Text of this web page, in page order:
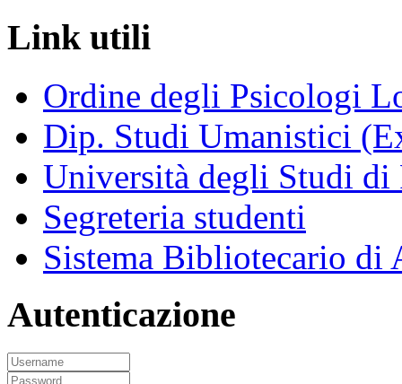
Link utili
Ordine degli Psicologi
Dip. Studi Umanistici
Università degli Studi di
Segreteria studenti
Sistema Bibliotecario di
Autenticazione